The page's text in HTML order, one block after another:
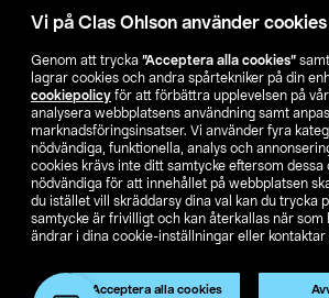
Vi på Clas Ohlson använder cookies
Genom att trycka ”Acceptera alla cookies”
lagrar cookies och andra spårtekniker på din
cookiepolicy för att förbättra upplevelsen på
analysera webbplatsens användning samt
marknadsföringsinsatser. Vi använder fyra
nödvändiga, funktionella, analys och
cookies krävs inte ditt samtycke eftersom dessa
nödvändiga för att innehållet på webbplatsen
du istället vill skräddarsy dina val kan du trycka
samtycke är frivilligt och kan återkallas när som
ändrar i dina cookie-inställningar eller kontaktar
Acceptera alla cookies
Hitta butik
SE NO FI
Köpvillkor Privacy statement